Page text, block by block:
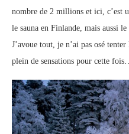
nombre de 2 millions et ici, c’est
le sauna en Finlande, mais aussi le
J’avoue tout, je n’ai pas osé
plein de sensations pour cette